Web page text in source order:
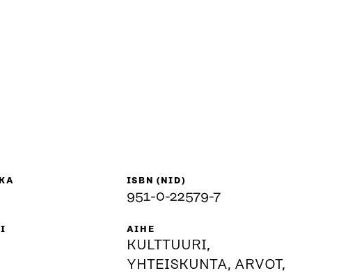
ISBN (NID)
951-0-22579-7
AIHE
KULTTUURI,
YHTEISKUNTA, ARVOT,